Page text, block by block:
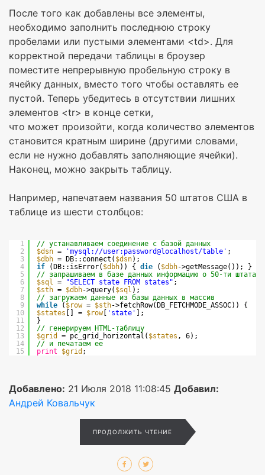
После того как добавлены все элементы,
необходимо заполнить последнюю строку
пробелами или пустыми элементами <td>. Для
корректной передачи таблицы в броузер
поместите непрерывную пробельную строку в
ячейку данных, вместо того чтобы оставлять ее
пустой. Теперь убедитесь в отсутствии лишних
элементов <tr> в конце сетки,
что может произойти, когда количество элементов
становится кратным ширине (другими словами,
если не нужно добавлять заполняющие ячейки).
Наконец, можно закрыть таблицу.
Например, напечатаем названия 50 штатов США в
таблице из шести столбцов:
1
2
3
4
5
6
7
8
9
10
11
12
13
14
15
// устанавливаем соединение с базой данных
$dsn = 'mysql://user:password@localhost/table' ;
$dbh = DB::connect( $dsn);
if
(DB::isError( $dbh)) { die ( $dbh->getMessage()); }
// запрашиваем в базе данных информацию о 50-ти штатах
$sql = "SELECT state FROM states" ;
$sth = $dbh->query( $sql );
// загружаем данные из базы данных в массив
while
( $row = $sth->fetchRow(DB_FETCHMODE_ASSOC)) {
$states [] = $row[ 'state' ];
}
// генерируем HTML-таблицу
$grid
= pc_grid_horizontal( $states , 6);
// и печатаем ее
print
$grid ;
Добавлено: 21 Июля 2018 11:08:45 Добавил:
Андрей Ковальчук
ПРОДОЛЖИТЬ ЧТЕНИЕ